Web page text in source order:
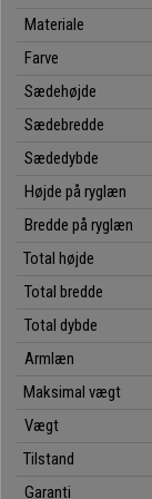
events osv. Desuden
Det skal nævnes, at
enestående pris,
• Ideel til
•Komfortabel
• Meget praktisk og
Materiale
Farve
Sædehøjde
Sædebredde
Sædedybde
Højde på ryglæn
Bredde på ryglæn
Total højde
Total bredde
Total dybde
Armlæn
Maksimal vægt
Vægt
Tilstand
Garanti